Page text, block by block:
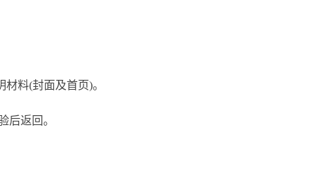
料(封面及首页)。
返回。